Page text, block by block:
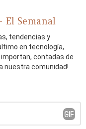
El Semanal
tendencias y
en tecnología,
contadas de
nuestra comunidad!